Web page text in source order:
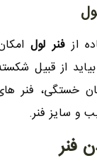
از فنر لول
از قبیل
خستگی، فنر
و سایز فنر.
فنر